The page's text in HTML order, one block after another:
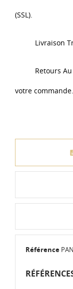
(SSL).
Livraison
Retours
votre commande.
Référence PAN